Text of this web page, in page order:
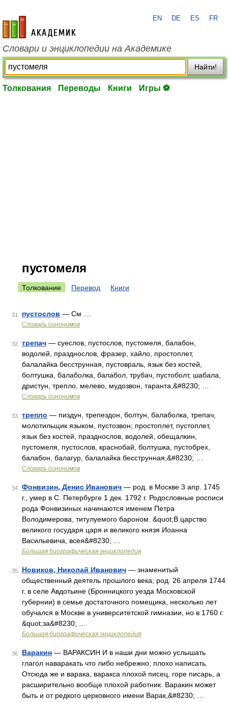
academic.ru
EN DE ES FR
Словари и энциклопедии на Академике
Найти!
Толкования Переводы Книги Игры ⚽
пустомеля
Толкование Перевод Книги
31 пустослов — См …
Словарь синонимов
32 трепач — суеслов, пустослов, пустомеля, балабон,
водолей, празднослов, фразер, хайло, простоплет,
балалайка бесструнная, пустовраль, язык без костей,
болтушка, балаболка, балабол, трубач, пустоболт, шабала,
дристун, трепло, мелево, мудозвон, таранта,&#8230; …
Словарь синонимов
33 трепло — пиздун, трепездон, болтун, балаболка, трепач,
молотильщик языком, пустозвон; простоплет, пустоплет,
язык без костей, празднослов, водолей, обещалкин,
пустомеля, пустослов, краснобай, болтушка, пустобрех,
балабон, балагур, балалайка бесструнная,&#8230; …
Словарь синонимов
34 Фонвизин, Денис Иванович — род. в Москве 3 апр. 1745
г., умер в С. Петербурге 1 дек. 1792 г. Родословные росписи
рода Фонвизиных начинаются именем Петра
Володимерова, титулуемого бароном. &quot;В царство
великого государя царя и великого князя Иоанна
Васильевича, всея&#8230; …
Большая биографическая энциклопедия
35 Новиков, Николай Иванович — знаменитый
общественный деятель прошлого века; род. 26 апреля 1744
г. в селе Авдотьине (Бронницкого уезда Московской
губернии) в семье достаточного помещика, несколько лет
обучался в Москве в университетской гимназии, но в 1760 г.
&quot;за&#8230; …
Большая биографическая энциклопедия
36 Варакин — ВАРАКСИН И в наши дни можно услышать
глагол наваракать что либо небрежно, плохо написать.
Отсюда же и варака, варакса плохой писец, горе писарь, а
расширительно вообще плохой работник. Варакин может
быть и от редкого церковного имени Варак,&#8230; …